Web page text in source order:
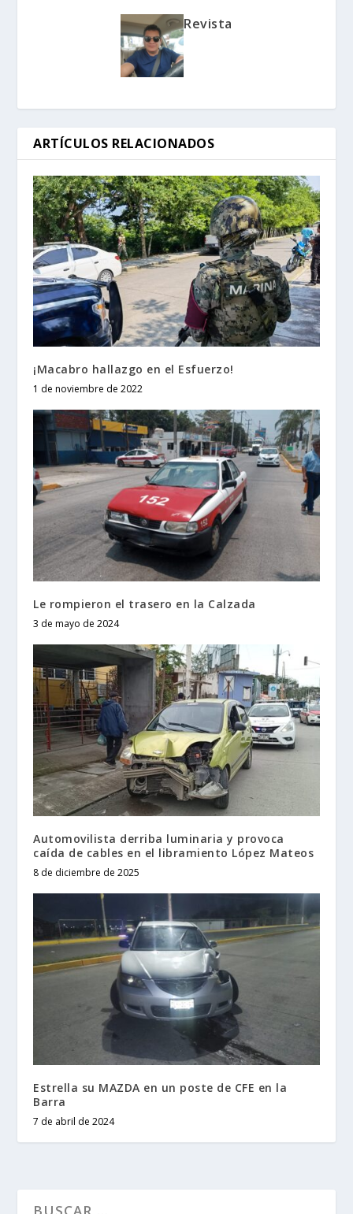
Revista
ARTÍCULOS RELACIONADOS
¡Macabro hallazgo en el Esfuerzo!
1 de noviembre de 2022
Le rompieron el trasero en la Calzada
3 de mayo de 2024
Automovilista derriba luminaria y provoca
caída de cables en el libramiento López Mateos
8 de diciembre de 2025
Estrella su MAZDA en un poste de CFE en la
Barra
7 de abril de 2024